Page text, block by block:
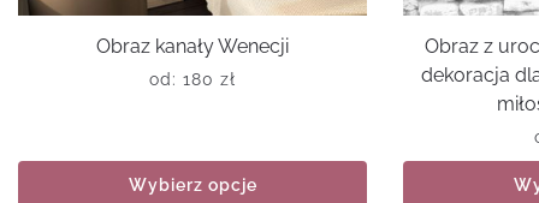
Obraz kanały Wenecji
od: 180 zł
Wybierz opcje
Obraz z
dekoracja